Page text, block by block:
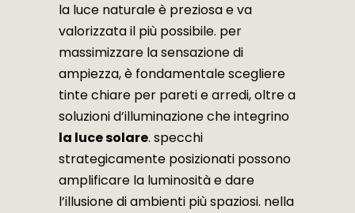
la luce naturale è preziosa e va
valorizzata il più possibile. per
massimizzare la sensazione di
ampiezza, è fondamentale scegliere
tinte chiare per pareti e arredi, oltre a
soluzioni d’illuminazione che integrino
la luce solare. specchi
strategicamente posizionati possono
amplificare la luminosità e dare
l’illusione di ambienti più spaziosi. nella